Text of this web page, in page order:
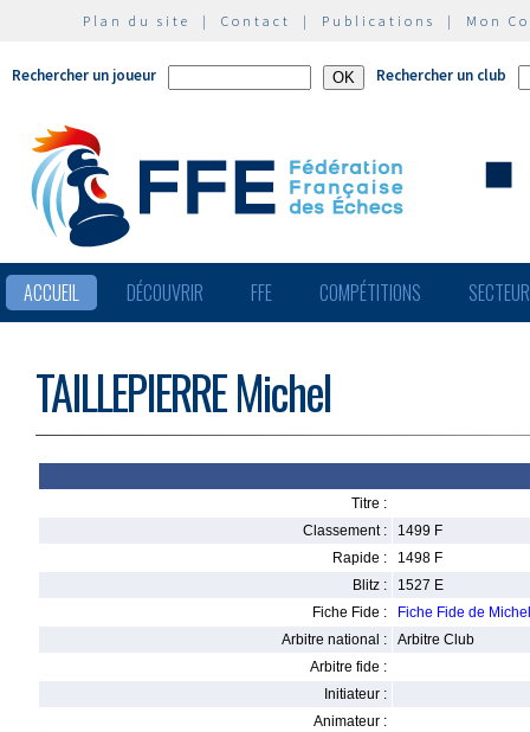
Plan du site | Contact | Publications | Mon
Rechercher un joueur Rechercher un club
ACCUEIL DÉCOUVRIR FFE COMPÉTITIONS
TAILLEPIERRE Michel
Titre :
Classement :
1499 F
Rapide :
1498 F
Blitz :
1527 E
Fiche Fide :
Fiche Fide de
Arbitre national :
Arbitre Club
Arbitre fide :
Initiateur :
Animateur :